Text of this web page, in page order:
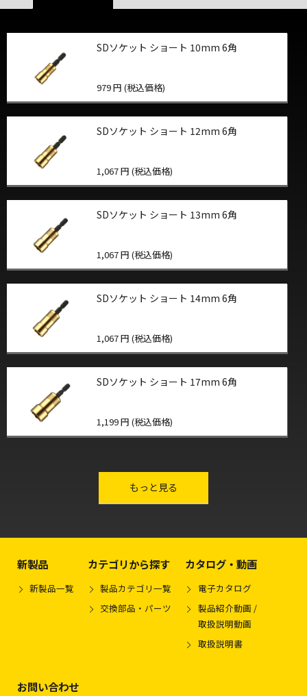
SDソケット ショート 10mm 6角
979 円 (税込価格)
SDソケット ショート 12mm 6角
1,067 円 (税込価格)
SDソケット ショート 13mm 6角
1,067 円 (税込価格)
SDソケット ショート 14mm 6角
1,067 円 (税込価格)
SDソケット ショート 17mm 6角
1,199 円 (税込価格)
もっと見る
新製品
新製品一覧
カテゴリから探す
製品カテゴリ一覧
交換部品・パーツ
カタログ・動画
電子カタログ
製品紹介動画 /
取扱説明動画
取扱説明書
お問い合わせ